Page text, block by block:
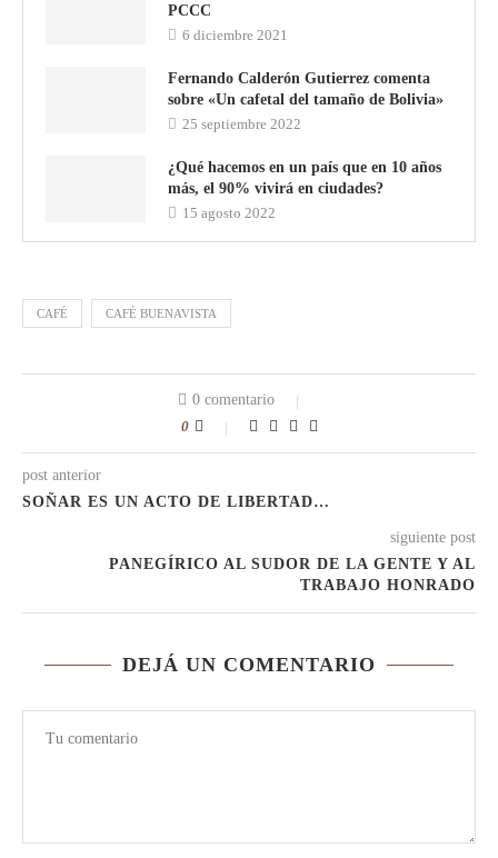
PCCC
6 diciembre 2021
Fernando Calderón Gutierrez comenta
sobre «Un cafetal del tamaño de Bolivia»
25 septiembre 2022
¿Qué hacemos en un país que en 10 años
más, el 90% vivirá en ciudades?
15 agosto 2022
CAFÉ CAFÉ BUENAVISTA
0 comentario
0
post anterior
SOÑAR ES UN ACTO DE LIBERTAD…
siguiente post
PANEGÍRICO AL SUDOR DE LA GENTE Y AL
TRABAJO HONRADO
DEJÁ UN COMENTARIO